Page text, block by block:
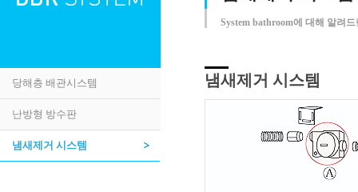
당해층 배관시스템
난방형 방수판
냄새제거 시스템
System bathroom에 대해 알려
냄새제거 시스템